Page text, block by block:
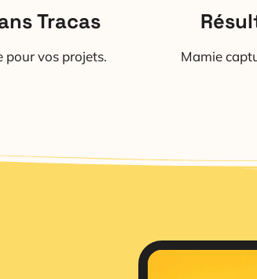
Tracas
vos projets. Mamie